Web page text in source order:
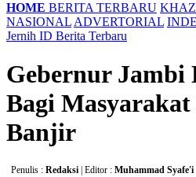
HOME BERITA TERBARU
NASIONAL ADVERTORIAL
Jernih ID Berita Terbaru
Gebernur Jambi
Bagi
Banjir
Penulis : Redaksi | Editor : Muhammad Syafe'i